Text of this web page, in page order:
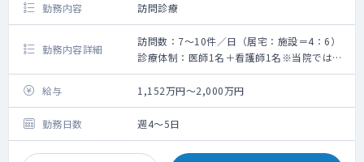
勤務内容 訪問診療
勤務内容詳細
訪問数：7～10件／日（居宅：施設＝4：6）
診療体制：医師1名＋看護師1名※当院では、
医師が業務に専念できるよう看護師が診療に
同行します。
医療設備／医療機器：電子カルテ(PC)、ポー
タブルエコー、ポータブル心電図、血ガス測
定器
時間外待機（オンコール）：免除相談可能
給与 1,152万円～2,000万円
勤務日数 週4～5日